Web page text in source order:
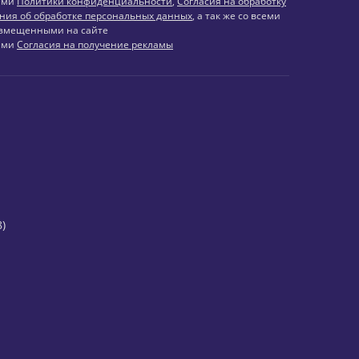
об обработке персональных данных, а так же со всеми
на сайте
Согласия на получение рекламы